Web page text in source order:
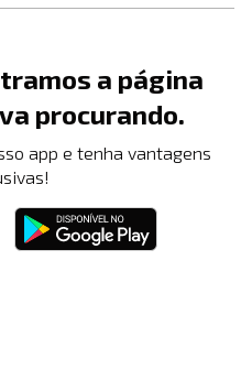
a página
procurando.
app e tenha vantagens